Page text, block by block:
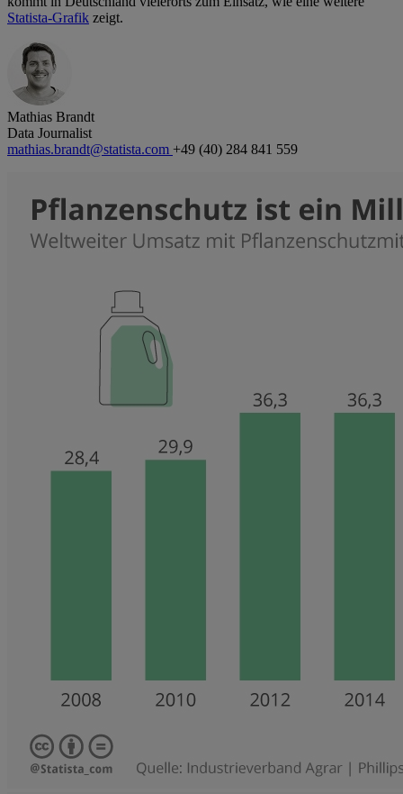
Statista-Grafik zeigt.
Mathias Brandt
Data Journalist
mathias.brandt@statista.com +49 (40) 284 841 559